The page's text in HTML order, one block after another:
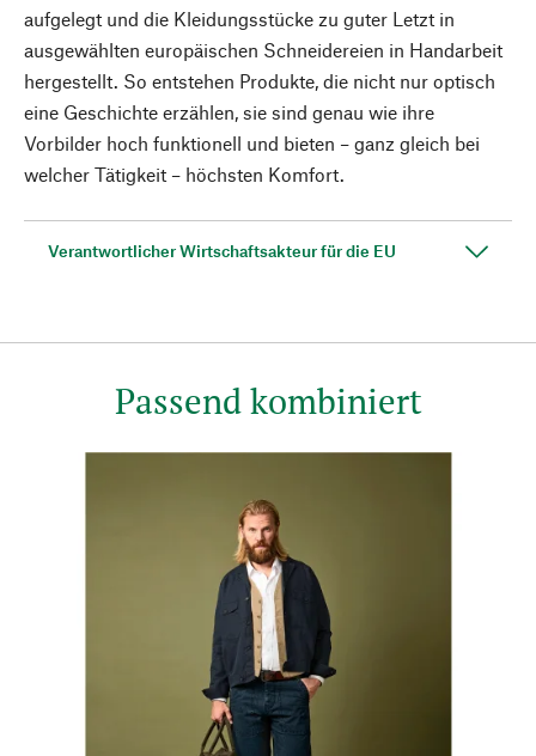
aufgelegt und die Kleidungsstücke zu guter Letzt in
ausgewählten europäischen Schneidereien in Handarbeit
hergestellt. So entstehen Produkte, die nicht nur optisch
eine Geschichte erzählen, sie sind genau wie ihre
Vorbilder hoch funktionell und bieten – ganz gleich bei
welcher Tätigkeit – höchsten Komfort.
Verantwortlicher Wirtschaftsakteur für die EU
Passend kombiniert